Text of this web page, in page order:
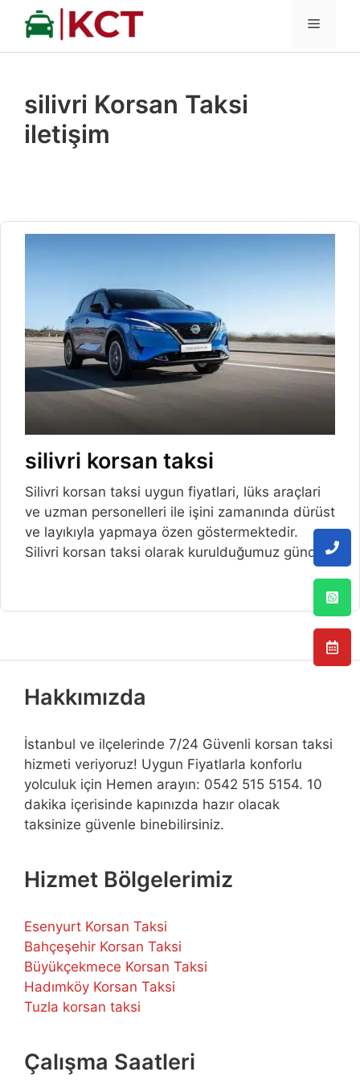
İçeriğe
MENÜ
silivri Korsan Taksi
iletişim
silivri korsan taksi
Silivri korsan taksi uygun fiyatlari, lüks araçlari
ve uzman personelleri ile işini zamanında dürüst
ve layıkıyla yapmaya özen göstermektedir.
Silivri korsan taksi olarak kurulduğumuz günden
Hakkımızda
İstanbul ve ilçelerinde 7/24 Güvenli korsan taksi
hizmeti veriyoruz! Uygun Fiyatlarla konforlu
yolculuk için Hemen arayın: 0542 515 5154. 10
dakika içerisinde kapınızda hazır olacak
taksinize güvenle binebilirsiniz.
Hizmet Bölgelerimiz
Esenyurt Korsan Taksi
Bahçeşehir Korsan Taksi
Büyükçekmece Korsan Taksi
Hadımköy Korsan Taksi
Tuzla korsan taksi
Çalışma Saatleri